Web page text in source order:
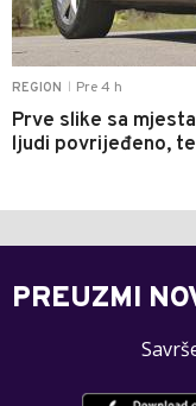
REGION Pre 4 h
Prve slike sa
ljudi povrijeđeno,
PREUZMI